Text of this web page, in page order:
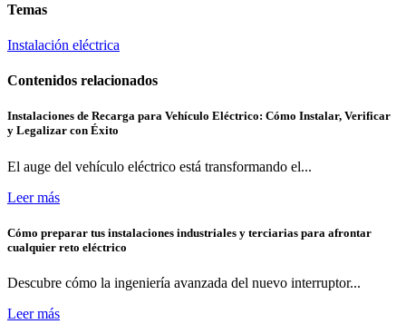
Temas
Instalación eléctrica
Contenidos relacionados
Instalaciones de Recarga para Vehículo Eléctrico: Cómo Instalar, Verificar
y Legalizar con Éxito
El auge del vehículo eléctrico está transformando el...
Leer más
Cómo preparar tus instalaciones industriales y terciarias para afrontar
cualquier reto eléctrico
Descubre cómo la ingeniería avanzada del nuevo interruptor...
Leer más